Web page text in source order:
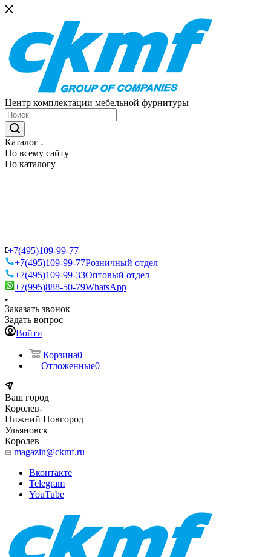
Центр комплектации мебельной фурнитуры
Каталог
По всему сайту
По каталогу
+7(495)109-99-77
+7(495)109-99-77Розничный отдел
+7(495)109-99-33Оптовый отдел
+7(995)888-50-79WhatsApp
Заказать звонок
Задать вопрос
Войти
Корзина0
Отложенные0
Ваш город
Королев
Нижний Новгород
Ульяновск
Королев
magazin@ckmf.ru
Вконтакте
Telegram
YouTube